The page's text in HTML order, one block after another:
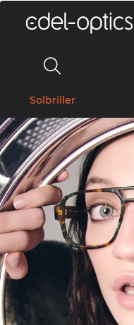
Solbriller